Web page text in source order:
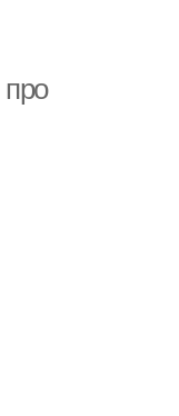
про